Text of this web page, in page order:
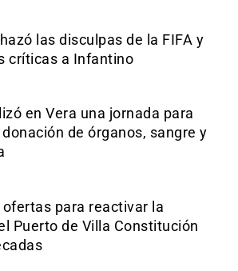
las disculpas de la FIFA y
críticas a Infantino
en Vera una jornada para
de órganos, sangre y
para reactivar la
Puerto de Villa Constitución